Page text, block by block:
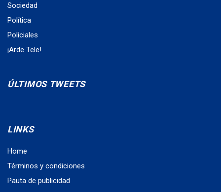
Sociedad
Política
Policiales
¡Arde Tele!
ÚLTIMOS TWEETS
LINKS
Home
Términos y condiciones
Pauta de publicidad